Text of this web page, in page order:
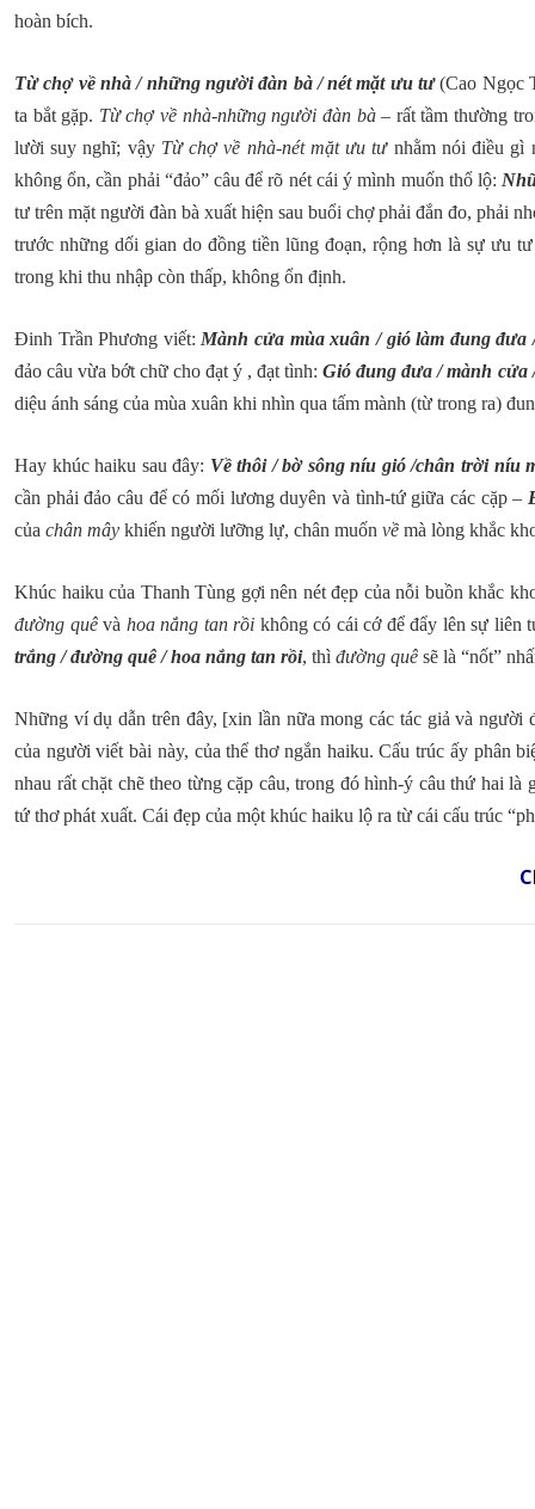
hoàn bích.
Từ chợ về nhà / những người đàn bà / nét mặt ưu tư(Cao Ngọc
ta bắt gặp. Từ chợ về nhà-những người đàn bà– rất tầm thường
lười suy nghĩ; vậy Từ chợ về nhà-nét mặt ưu tư nhằm nói điều gì
không ổn, cần phải “đảo” câu để rõ nét cái ý mình muốn thổ lộ:
tư trên mặt người đàn bà xuất hiện sau buổi chợ phải đắn đo, phải
trước những dối gian do đồng tiền lũng đoạn, rộng hơn là sự ưu
trong khi thu nhập còn thấp, không ổn định.
Đinh Trần Phương viết: Mành cửa mùa xuân / gió làm đung đưa
đảo câu vừa bớt chữ cho đạt ý , đạt tình:Gió đung đưa / mành cửa
diệu ánh sáng của mùa xuân khi nhìn qua tấm mành (từ trong ra)
Hay khúc haiku sau đây: Về thôi / bờ sông níu gió /chân trời níu
cần phải đảo câu để có mối lương duyên và tình-tứ giữa các cặp –
của chân mây khiến người lưỡng lự, chân muốn về mà lòng khắc
Khúc haiku của Thanh Tùng gợi nên nét đẹp của nỗi buồn khắc
đường quêvà hoa nắng tan rồi không có cái cớ để đẩy lên sự liên
trắng / đường quê / hoa nắng tan rồi, thì đường quê sẽ là “nốt”
Những ví dụ dẫn trên đây, [xin lần nữa mong các tác giả và
của người viết bài này, của thể thơ ngắn haiku. Cấu trúc ấy phân
nhau rất chặt chẽ theo từng cặp câu, trong đó hình-ý câu thứ hai
tứ thơ phát xuất. Cái đẹp của một khúc haiku lộ ra từ cái cấu trúc